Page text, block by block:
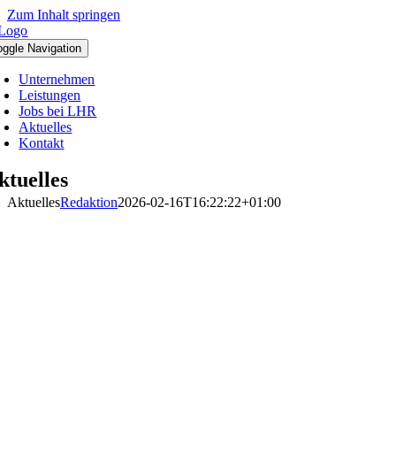
Zum Inhalt springen
Navigation
Unternehmen
Leistungen
Jobs bei LHR
Aktuelles
Kontakt
AktuellesRedaktion2026-02-16T16:22:22+01:00